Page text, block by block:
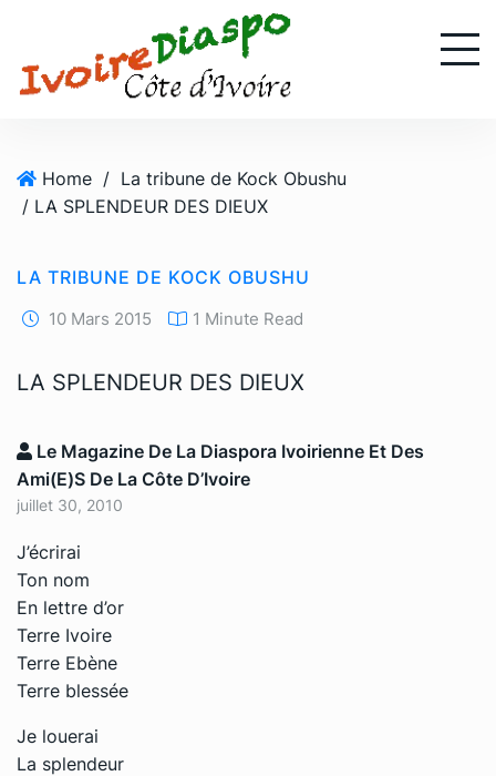
Home / La tribune de Kock Obushu
/ LA SPLENDEUR DES DIEUX
LA TRIBUNE DE KOCK OBUSHU
10 Mars 2015 1 Minute Read
LA SPLENDEUR DES DIEUX
Le Magazine De La Diaspora Ivoirienne Et Des
Ami(e)s De La Côte D’Ivoire
juillet 30, 2010
J’écrirai
Ton nom
En lettre d’or
Terre Ivoire
Terre Ebène
Terre blessée
Je louerai
La splendeur